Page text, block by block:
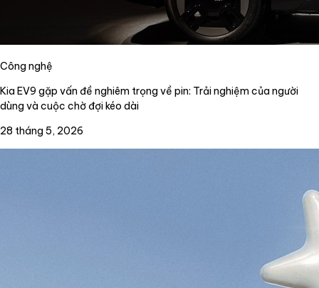
Công nghệ
Kia EV9 gặp vấn đề nghiêm trọng về pin: Trải nghiệm của người
dùng và cuộc chờ đợi kéo dài
28 tháng 5, 2026